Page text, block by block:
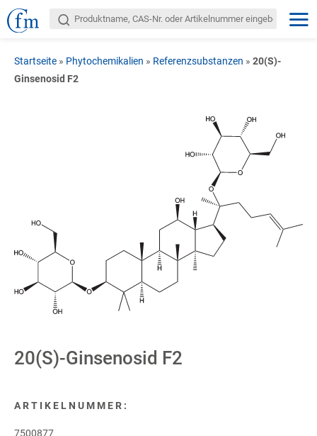
Startseite » Phytochemikalien » Referenzsubstanzen » 20(S)-
Ginsenosid F2
20(S)-Ginsenosid F2
ARTIKELNUMMER:
7500877